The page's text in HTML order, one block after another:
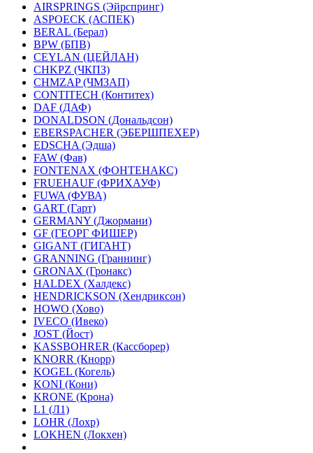
AIRSPRINGS (Эйрспринг)
ASPOECK (АСПЕК)
BERAL (Берал)
BPW (БПВ)
CEYLAN (ЦЕЙЛАН)
CHKPZ (ЧКПЗ)
CHMZAP (ЧМЗАП)
CONTITECH (Контитех)
DAF (ДАФ)
DONALDSON (Дональдсон)
EBERSPACHER (ЭБЕРШПЕХЕР)
EDSCHA (Эдша)
FAW (Фав)
FONTENAX (ФОНТЕНАКС)
FRUEHAUF (ФРИХАУФ)
FUWA (ФУВА)
GART (Гарт)
GERMANY (Джормани)
GF (ГЕОРГ ФИШЕР)
GIGANT (ГИГАНТ)
GRANNING (Граннинг)
GRONAX (Гронакс)
HALDEX (Халдекс)
HENDRICKSON (Хендриксон)
HOWO (Хово)
IVECO (Ивеко)
JOST (Йост)
KASSBOHRER (Касcборер)
KNORR (Кнорр)
KOGEL (Когель)
KONI (Кони)
KRONE (Крона)
L1 (Л1)
LOHR (Лохр)
LOKHEN (Локхен)